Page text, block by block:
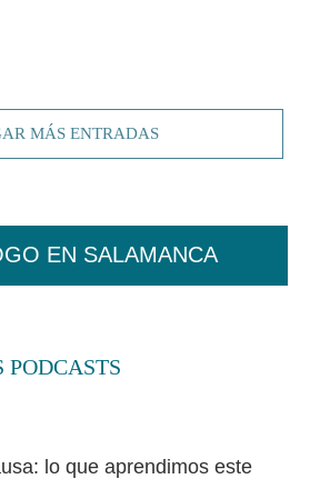
MÁS ENTRADAS
EN SALAMANCA
PODCASTS
lo que aprendimos este